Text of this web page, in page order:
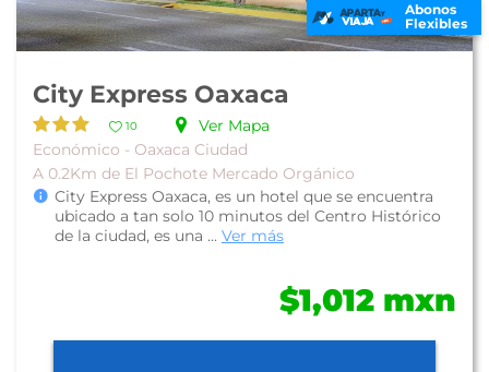
Abonos
Flexibles
City Express Oaxaca
10
Ver Mapa
Económico - Oaxaca Ciudad
A 0.2Km de El Pochote Mercado Orgánico
City Express Oaxaca, es un hotel que se encuentra
ubicado a tan solo 10 minutos del Centro Histórico
de la ciudad, es una ... Ver más
$1,012 mxn